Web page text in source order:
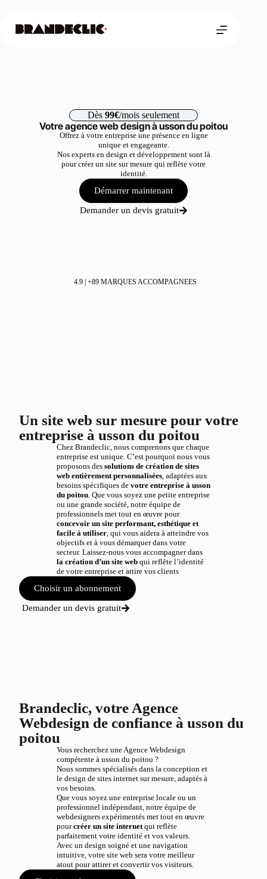
Dès 99€/mois seulement
Votre agence web design à usson du poitou
Offrez à votre entreprise une présence en ligne
unique et engageante.
Nos experts en design et développement sont là
pour créer un site sur mesure qui reflète votre
identité.
Démarrer maintenant
Demander un devis gratuit
4.9 | +89 MARQUES ACCOMPAGNEES
Un site web sur mesure pour votre
entreprise à usson du poitou
Chez Brandeclic, nous comprenons que chaque
entreprise est unique. C’est pourquoi nous vous
proposons des solutions de création de sites
web entièrement personnalisées, adaptées aux
besoins spécifiques de votre entreprise à usson
du poitou. Que vous soyez une petite entreprise
ou une grande société, notre équipe de
professionnels met tout en œuvre pour
concevoir un site performant, esthétique et
facile à utiliser, qui vous aidera à atteindre vos
objectifs et à vous démarquer dans votre
secteur. Laissez-nous vous accompagner dans
la création d’un site webqui reflète l’identité
de votre entreprise et attire vos clients
Choisir un abonnement
Demander un devis gratuit
Brandeclic, votre Agence
Webdesign de confiance à usson du
poitou
Vous recherchez une Agence Webdesign
compétente à usson du poitou ?
Nous sommes spécialisés dans la conception et
le design de sites internet sur mesure, adaptés à
vos besoins.
Que vous soyez une entreprise locale ou un
professionnel indépendant, notre équipe de
webdesigners expérimentés met tout en œuvre
pourcréer un site internetqui reflète
parfaitement votre identité et vos valeurs.
Avec un design soigné et une navigation
intuitive, votre site web sera votre meilleur
atout pour attirer et convertir vos visiteurs.